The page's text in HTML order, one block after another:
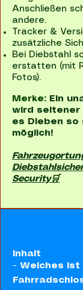
Anschließen
andere.
Tracker &
zusätzliche
Bei Diebstahl
erstatten (mit
Fotos).
Merke: Ein
wird seltener
es Dieben so
möglich!
Security🛒
Inhalt
- Welches